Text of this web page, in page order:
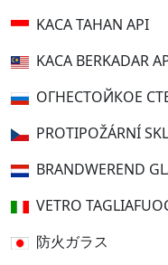
KACA TAHAN API
KACA BERKADAR
ОГНЕСТОЙКОЕ
PROTIPOŽÁRNÍ
BRANDWEREND
VETRO
防火ガラス